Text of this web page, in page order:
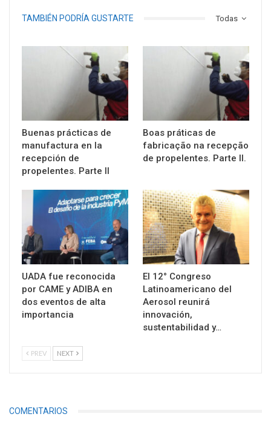
Todas
TAMBIÉN PODRÍA GUSTARTE
Buenas prácticas de
manufactura en la
recepción de
propelentes. Parte II
Boas práticas de
fabricação na recepção
de propelentes. Parte II.
UADA fue reconocida
por CAME y ADIBA en
dos eventos de alta
importancia
El 12° Congreso
Latinoamericano del
Aerosol reunirá
innovación,
sustentabilidad y…
PREV NEXT
COMENTARIOS